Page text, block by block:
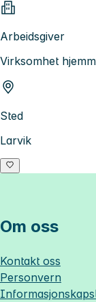
Arbeidsgiver
Virksomhet
Sted
Larvik
Om oss
Kontakt oss
Personvern